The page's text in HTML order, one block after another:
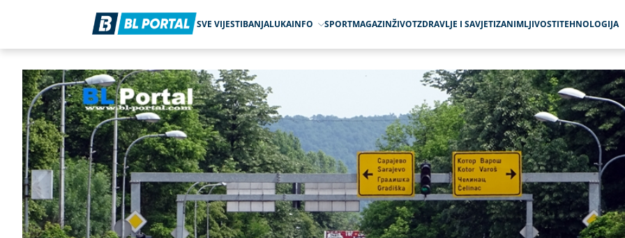
SVE VIJESTIBANJALUKAINFO SPORTMAGAZINŽIVOTZDRAVLJE I SAVJETIZANIMLJIVOSTITEHNOLOGIJA